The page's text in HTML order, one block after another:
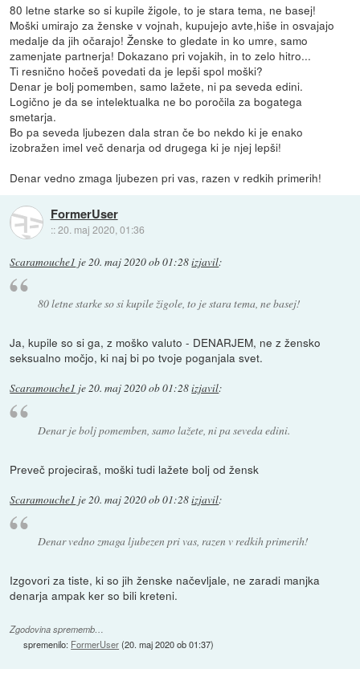
80 letne starke so si kupile žigole, to je stara tema, ne basej!
Moški umirajo za ženske v vojnah, kupujejo avte,hiše in osvajajo
medalje da jih očarajo! Ženske to gledate in ko umre, samo
zamenjate partnerja! Dokazano pri vojakih, in to zelo hitro...
Ti resnično hočeš povedati da je lepši spol moški?
Denar je bolj pomemben, samo lažete, ni pa seveda edini.
Logično je da se intelektualka ne bo poročila za bogatega
smetarja.
Bo pa seveda ljubezen dala stran če bo nekdo ki je enako
izobražen imel več denarja od drugega ki je njej lepši!
Denar vedno zmaga ljubezen pri vas, razen v redkih primerih!
FormerUser
::20. maj 2020, 01:36
Scaramouche1 je20. maj 2020 ob 01:28izjavil:
80 letne starke so si kupile žigole, to je stara tema, ne basej!
Ja, kupile so si ga, z moško valuto - DENARJEM, ne z žensko
seksualno močjo, ki naj bi po tvoje poganjala svet.
Scaramouche1 je20. maj 2020 ob 01:28izjavil:
Denar je bolj pomemben, samo lažete, ni pa seveda edini.
Preveč projeciraš, moški tudi lažete bolj od žensk
Scaramouche1 je20. maj 2020 ob 01:28izjavil:
Denar vedno zmaga ljubezen pri vas, razen v redkih primerih!
Izgovori za tiste, ki so jih ženske načevljale, ne zaradi manjka
denarja ampak ker so bili kreteni.
Zgodovina sprememb…
spremenilo: FormerUser(20. maj 2020 ob 01:37)